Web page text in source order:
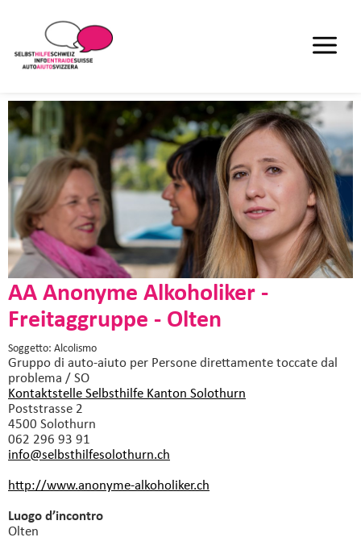
AA Anonyme Alkoholiker -
Freitaggruppe - Olten
Soggetto: Alcolismo
Gruppo di auto-aiuto per Persone direttamente toccate dal
problema / SO
Kontaktstelle Selbsthilfe Kanton Solothurn
Poststrasse 2
4500 Solothurn
062 296 93 91
info@selbsthilfesolothurn.ch
http://www.anonyme-alkoholiker.ch
Luogo d’incontro
Olten